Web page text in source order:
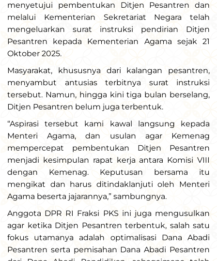
menyetujui pembentukan Ditjen Pesantren dan
melalui Kementerian Sekretariat Negara telah
mengeluarkan surat instruksi pendirian Ditjen
Pesantren kepada Kementerian Agama sejak 21
Oktober 2025.
Masyarakat, khususnya dari kalangan pesantren,
menyambut antusias terbitnya surat instruksi
tersebut. Namun, hingga kini tiga bulan berselang,
Ditjen Pesantren belum juga terbentuk.
“Aspirasi tersebut kami kawal langsung kepada
Menteri Agama, dan usulan agar Kemenag
mempercepat pembentukan Ditjen Pesantren
menjadi kesimpulan rapat kerja antara Komisi VIII
dengan Kemenag. Keputusan bersama itu
mengikat dan harus ditindaklanjuti oleh Menteri
Agama beserta jajarannya,” sambungnya.
Anggota DPR RI Fraksi PKS ini juga mengusulkan
agar ketika Ditjen Pesantren terbentuk, salah satu
fokus utamanya adalah optimalisasi Dana Abadi
Pesantren serta pemisahan Dana Abadi Pesantren